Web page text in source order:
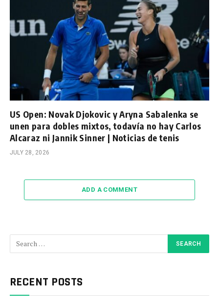
US Open: Novak Djokovic y Aryna Sabalenka se
unen para dobles mixtos, todavía no hay Carlos
Alcaraz ni Jannik Sinner | Noticias de tenis
JULY 28, 2026
ADD A COMMENT
RECENT POSTS